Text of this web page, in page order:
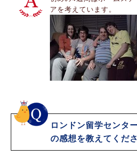
アを考えています。
ロンドン留学センタ
の感想を教えてくだ